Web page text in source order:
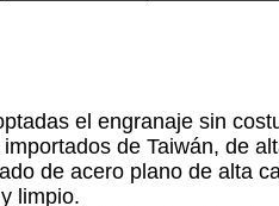
el engranaje sin
de Taiwán, de
de acero plano de alta
limpio.